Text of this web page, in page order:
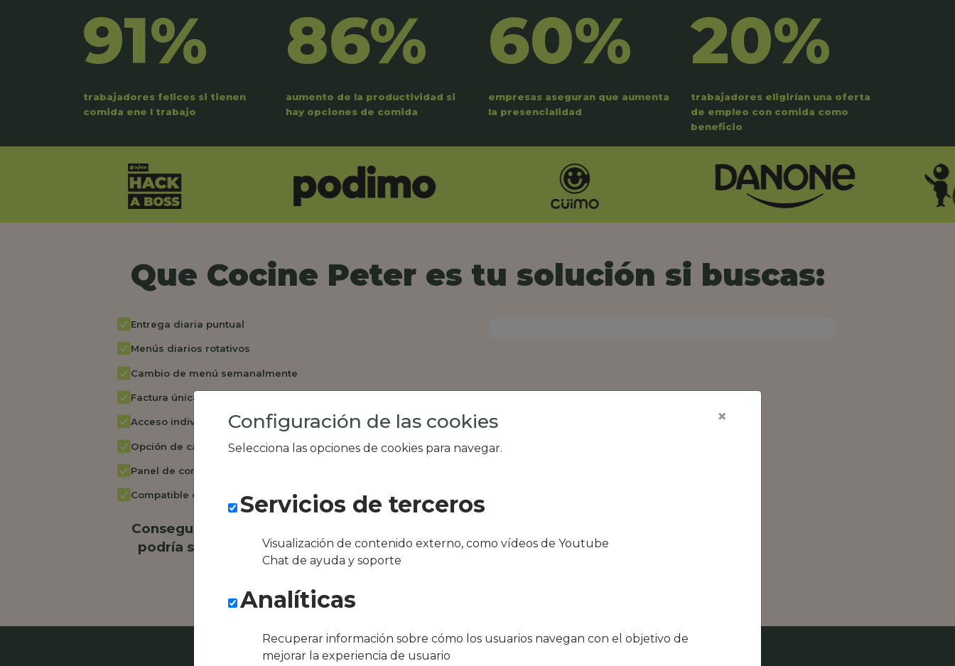
91%
trabajadores felices si tienen
comida ene l trabajo
86%
aumento de la productividad si
hay opciones de comida
60%
empresas aseguran que aumenta
la presencialidad
20%
trabajadores eligirían una oferta
de empleo con comida como
beneficio
Que Cocine Peter es tu solución si buscas:
Entrega diaria puntual
Menús diarios rotativos
Cambio de menú semanalmente
Factura única
Acceso individual empleados
Opción de catering
Panel de control RR.HH
Compatible con equipos híbridos
Conseguimos la oferta local de tu zona, como
podría ser Restaurant El Sequer de Tonica o
Casino El Romani
Configuración de las cookies
Selecciona las opciones de cookies para navegar.
×
Servicios de terceros
Visualización de contenido externo, como vídeos de Youtube
Chat de ayuda y soporte
Analíticas
Recuperar información sobre cómo los usuarios navegan con el objetivo de
mejorar la experiencia de usuario